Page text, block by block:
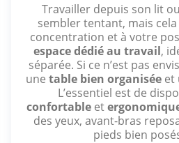
Travailler depuis son lit
sembler tentant, mais
concentration et à votre
espace dédié au travail,
séparée. Si ce n’est pas
une table bien organiséeet
L’essentiel est de
confortable et
des yeux, avant-bras
pieds bien